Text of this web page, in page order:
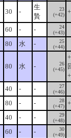
30 -
生
贄
23
(+42)
60 - -
24
(+43)
80 水 -
25
(+44)
80 水 -
26
(+45)
40 - -
27
(+46)
80 - -
28
(+47)
40 - -
29
(+48)
60 - -
30
(+49)